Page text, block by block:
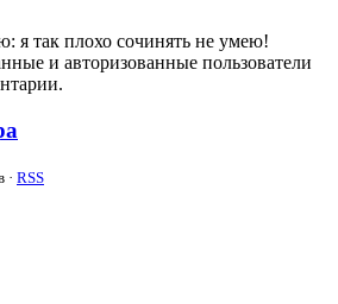
я так плохо сочинять не умею!
и авторизованные пользователи
· RSS